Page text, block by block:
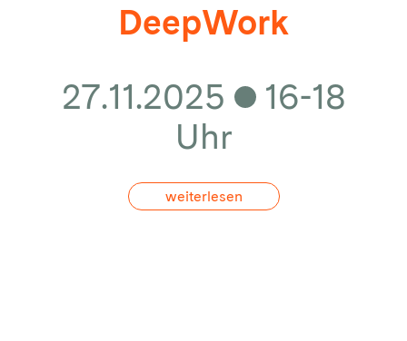
DeepWork
27.11.2025
16-18
Uhr
weiterlesen